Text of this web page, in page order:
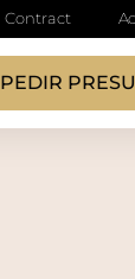
Contract
PEDIR